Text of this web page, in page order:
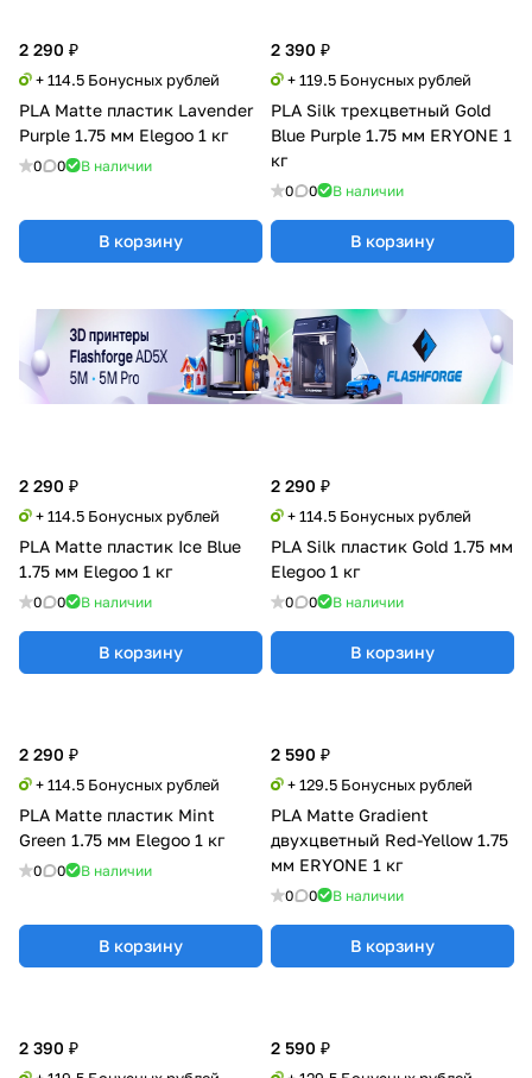
2 290 ₽
+ 114.5 Бонусных рублей
PLA Matte пластик Lavender
Purple 1.75 мм Elegoo 1 кг
0 0 В наличии
В корзину
2 390 ₽
+ 119.5 Бонусных рублей
PLA Silk трехцветный Gold
Blue Purple 1.75 мм ERYONE 1
кг
0 0 В наличии
В корзину
2 290 ₽
+ 114.5 Бонусных рублей
PLA Matte пластик Ice Blue
1.75 мм Elegoo 1 кг
0 0 В наличии
В корзину
2 290 ₽
+ 114.5 Бонусных рублей
PLA Silk пластик Gold 1.75 мм
Elegoo 1 кг
0 0 В наличии
В корзину
2 290 ₽
+ 114.5 Бонусных рублей
PLA Matte пластик Mint
Green 1.75 мм Elegoo 1 кг
0 0 В наличии
В корзину
2 590 ₽
+ 129.5 Бонусных рублей
PLA Matte Gradient
двухцветный Red-Yellow 1.75
мм ERYONE 1 кг
0 0 В наличии
В корзину
2 390 ₽ 2 590 ₽